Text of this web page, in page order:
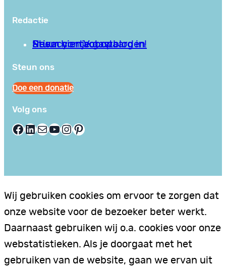
Redactie
Privacy en Voorwaarden
Stuur hier je gastblog in!
Neem contact op
Steun ons
Doe een donatie
Volg ons
Facebook LinkedIn E-mail YouTube InstagramPinterest
Wij gebruiken cookies om ervoor te zorgen dat
onze website voor de bezoeker beter werkt.
Daarnaast gebruiken wij o.a. cookies voor onze
webstatistieken. Als je doorgaat met het
gebruiken van de website, gaan we ervan uit